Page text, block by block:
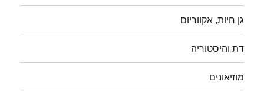
גן חיות, אקווריום
דת והיסטוריה
מוזיאונים